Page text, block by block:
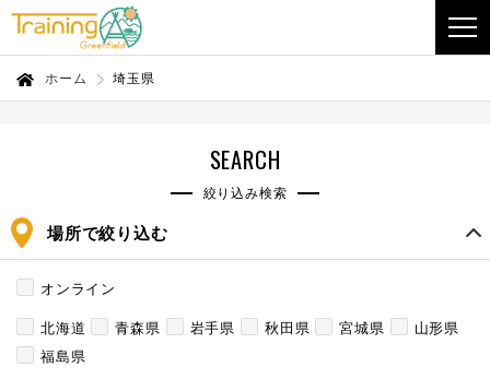
ホーム 埼玉県
SEARCH
絞り込み検索
場所で絞り込む
オンライン
北海道
青森県 岩手県 秋田県 宮城県
山形県
福島県